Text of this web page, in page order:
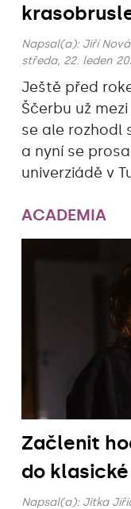
Napsal(a): Jiří
středa, 22. leden
Ještě před
Ščerbu už
se ale rozhodl
a nyní se
univerziádě v
ACADEMIA
Začlenit
do
Napsal(a): Jitka